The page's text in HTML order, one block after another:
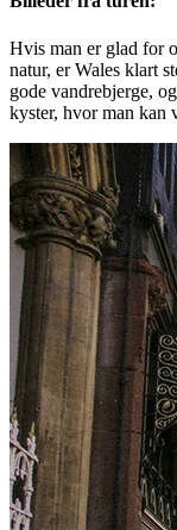
Hvis man er glad for
natur, er Wales klart
gode vandrebjerge,
kyster, hvor man kan